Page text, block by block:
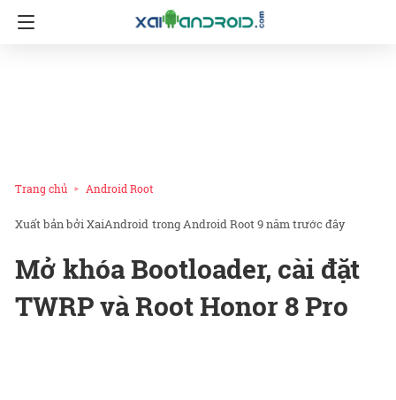
Trang chủ Android Root
XaiAndroid trongAndroid Root9 năm trước đây
Mở khóa Bootloader, cài đặt
TWRP và Root Honor 8 Pro